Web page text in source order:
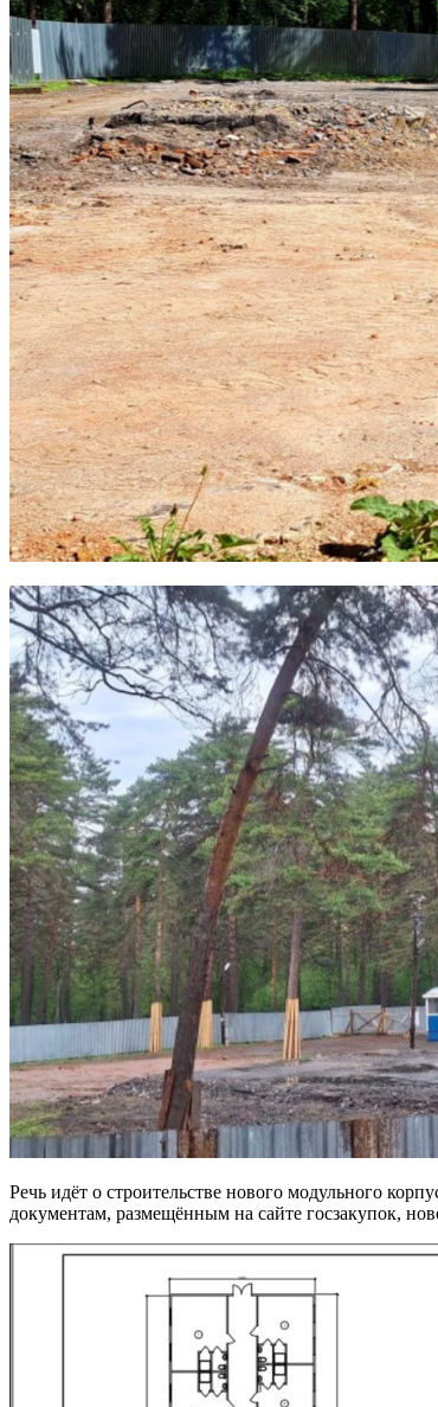
Речь идёт о строительстве нового модульного
документам, размещённым на сайте госзакупок,